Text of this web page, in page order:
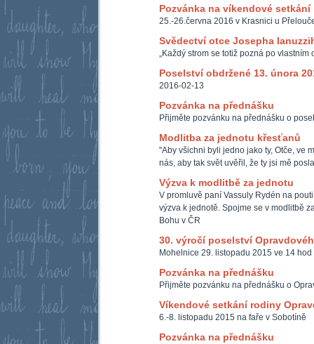
Pozvánka na víkendové setkání
25.-26.června 2016 v Krasnici u
Svědectví otce Josepha
„Každý strom se totiž pozná po vlastním
Poselství obdržené 13. února
2016-02-13
Pozvánka na přednášku
Přijměte pozvánku na přednášku o
Modlitba za jednotu křesťanů
"Aby všichni byli jedno jako ty, Otče, ve
nás, aby tak svět uvěřil, že ty jsi mě
Výzva k modlitbě za jednotu
V promluvě paní Vassuly Rydén na
výzva k jednotě. Spojme se v modlitbě
Bohu v ČR
30. výročí poselství
Mohelnice 29. listopadu 2015 ve 14 hod
Pozvánka na přednášku
Přijměte pozvánku na přednášku o
Víkendové setkání rodiny
6.-8. listopadu 2015 na faře v Sobotíně
Pozvánka na přednášku